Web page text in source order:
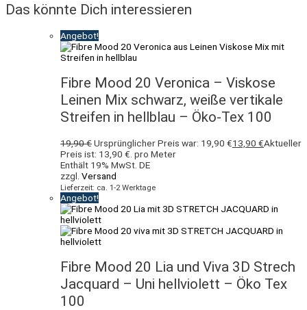
Das könnte Dich interessieren
Angebot!
Fibre Mood 20 Veronica – Viskose
Leinen Mix schwarz, weiße vertikale
Streifen in hellblau – Öko-Tex 100
19,90€Ursprünglicher Preis war: 19,90 €13,90 €Aktueller
Preis ist: 13,90 €. pro Meter
Enthält 19% MwSt. DE
zzgl. Versand
Lieferzeit: ca. 1-2 Werktage
Angebot!
Fibre Mood 20 Lia und Viva 3D Strech
Jacquard – Uni hellviolett – Öko Tex
100